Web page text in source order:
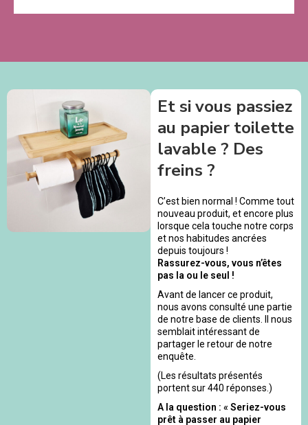
Et si vous passiez
au papier toilette
lavable ? Des
freins ?
C’est bien normal ! Comme tout
nouveau produit, et encore plus
lorsque cela touche notre corps
et nos habitudes ancrées
depuis toujours !
Rassurez-vous, vous n’êtes
pas la ou le seul !
Avant de lancer ce produit,
nous avons consulté une partie
de notre base de clients. Il nous
semblait intéressant de
partager le retour de notre
enquête.
(Les résultats présentés
portent sur 440 réponses.)
A la question : « Seriez-vous
prêt à passer au papier